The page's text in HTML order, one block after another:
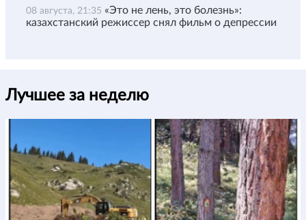
08 августа, 21:35 «Это не лень, это болезнь»:
казахстанский режиссер снял фильм о депрессии
Лучшее за неделю